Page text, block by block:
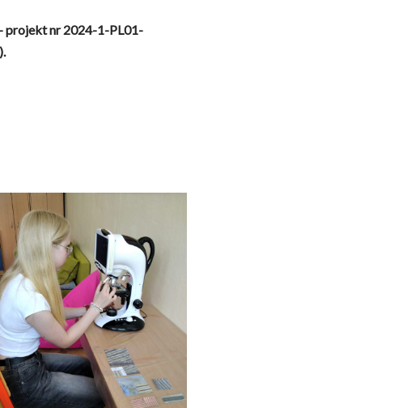
projekt nr 2024-1-PL01-